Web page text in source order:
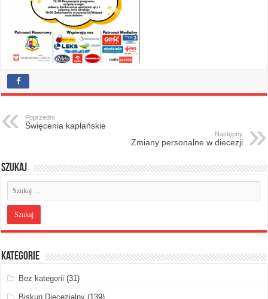
Poprzedni
Święcenia kapłańskie
Następny
Zmiany personalne w diecezji
Szukaj
Kategorie
Bez kategorii (31)
Biskup Diecezjalny (139)